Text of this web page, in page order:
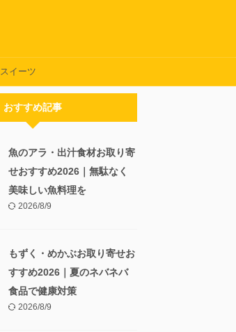
スイーツ
おすすめ記事
魚のアラ・出汁食材お取り寄
せおすすめ2026｜無駄なく
美味しい魚料理を
2026/8/9
もずく・めかぶお取り寄せお
すすめ2026｜夏のネバネバ
食品で健康対策
2026/8/9